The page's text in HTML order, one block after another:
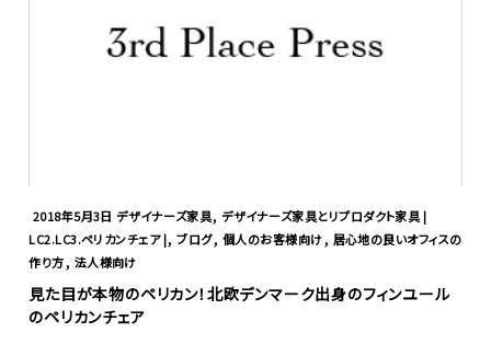
2018年5月3日 デザイナーズ家具, デザイナーズ家具とリプロダクト家具 |
LC2.LC3.ペリカンチェア |,ブログ, 個人のお客様向け, 居心地の良いオフィスの
作り方, 法人様向け
見た目が本物のペリカン！北欧デンマーク出身のフィンユール
のペリカンチェア